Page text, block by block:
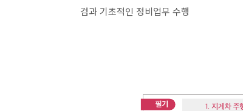
검과 기초적인 정비업무 수행